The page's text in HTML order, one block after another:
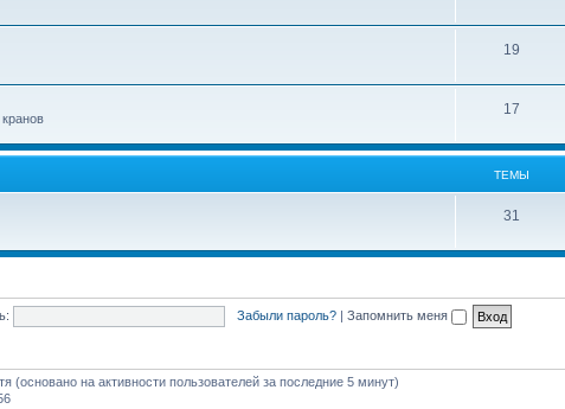
19
17
ТЕМЫ
31
Забыли пароль? | Запомнить меня
(основано на активности пользователей за последние 5 минут)